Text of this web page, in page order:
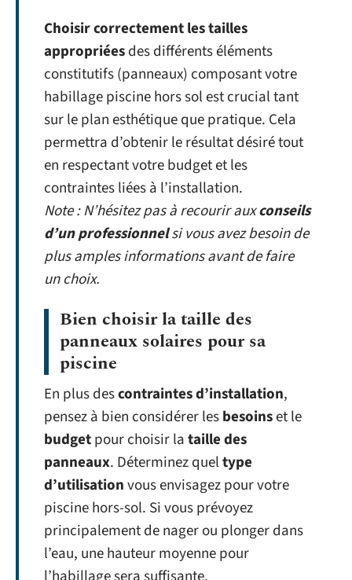
Choisir correctement lestailles
appropriéesdes différents éléments
constitutifs (panneaux) composant votre
habillage piscine hors sol est crucial tant
sur le plan esthétique que pratique. Cela
permettra d’obtenir le résultat désiré tout
en respectant votre budget et les
contraintes liées à l’installation.
Note : N’hésitez pas à recourir auxconseils
d’un professionnelsi vous avez besoin de
plus amples informations avant de faire
un choix.
Bien choisir la taille des
panneaux solaires pour sa
piscine
En plus descontraintes d’installation,
pensez à bien considérer lesbesoinset le
budgetpour choisir lataille des
panneaux. Déterminez queltype
d’utilisationvous envisagez pour votre
piscine hors-sol. Si vous prévoyez
principalement de nager ou plonger dans
l’eau, une hauteur moyenne pour